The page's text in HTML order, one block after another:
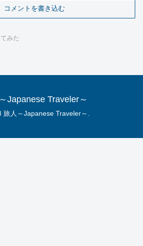
コメントを書き込む
みた
Japanese Traveler～
旅人～Japanese Traveler～.